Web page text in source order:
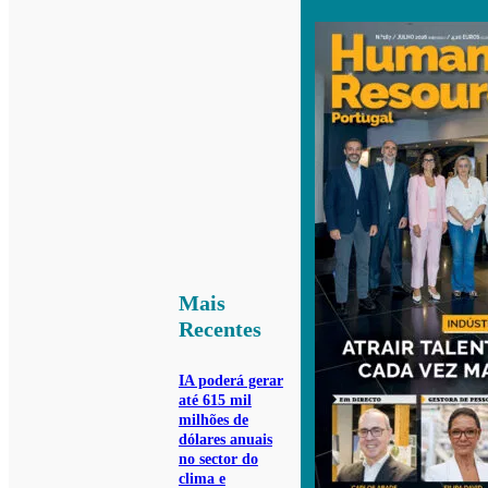
Mais
Recentes
IA poderá gerar
até 615 mil
milhões de
dólares anuais
no sector do
clima e